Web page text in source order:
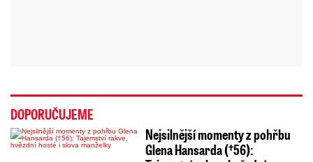
DOPORUČUJEME
Nejsilnější momenty z pohřbu
Glena Hansarda (†56):